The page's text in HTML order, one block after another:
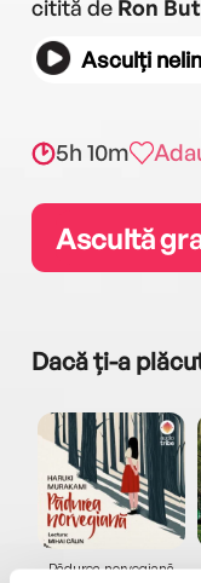
citită de Ron
Asculți
5h 10m
Ascultă
Dacă ți-a
Pădurea norvegiană